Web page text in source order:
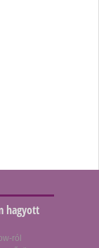
hagyott
ról